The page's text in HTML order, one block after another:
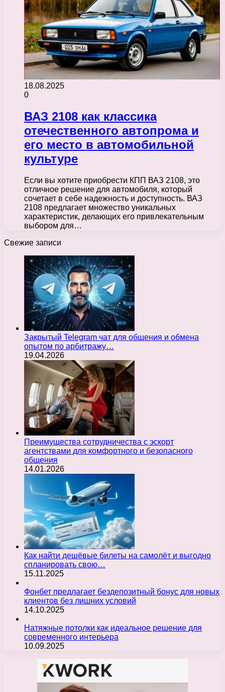
18.08.2025
0
ВАЗ 2108 как классика
отечественного автопрома и
его место в автомобильной
культуре
Если вы хотите приобрести КПП ВАЗ 2108, это
отличное решение для автомобиля, который
сочетает в себе надежность и доступность. ВАЗ
2108 предлагает множество уникальных
характеристик, делающих его привлекательным
выбором для…
Свежие записи
Закрытый Telegram чат для общения и обмена
опытом по арбитражу…
19.04.2026
Преимущества сотрудничества с эскорт
агентствами для комфортного и безопасного
общения
14.01.2026
Как найти дешёвые билеты на самолёт и выгодно
спланировать свою…
15.11.2025
Фонбет предлагает бездепозитный бонус для новых
клиентов без лишних условий
14.10.2025
Натяжные потолки как идеальное решение для
современного интерьера
10.09.2025